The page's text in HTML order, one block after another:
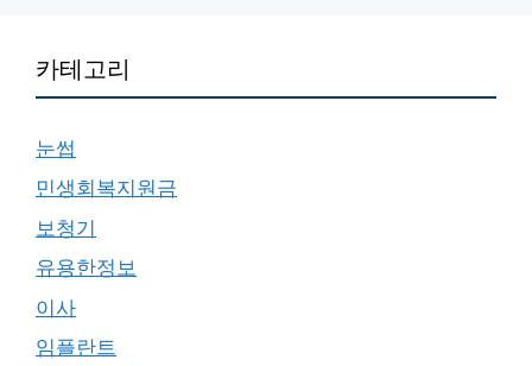
카테고리
눈썹
민생회복지원금
보청기
유용한정보
이사
임플란트